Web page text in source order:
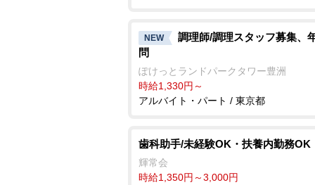
NEW
調理師/調理スタッフ募集、
問
ぽけっとランドパークタワー豊洲
時給1,330円～
アルバイト・パート / 東京都
歯科助手/未経験OK・扶養内勤務OK
輝常会
時給1,350円～3,000円